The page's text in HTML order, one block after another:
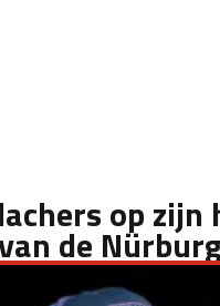
op zijn
de